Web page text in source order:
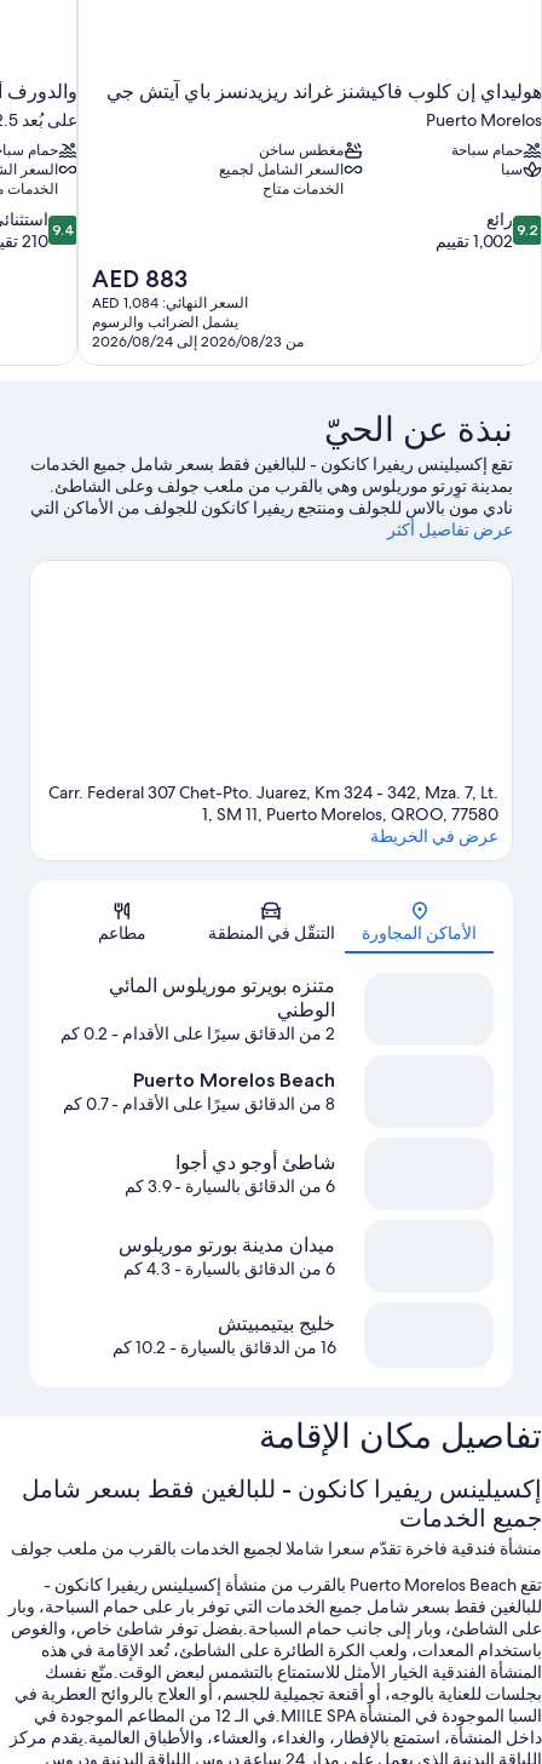
هوليداي إن كلوب فاكيشنز غراند ريزيدنسز باي آيتش جي
Puerto Morelos
حمام سباحة
مغطس ساخن
سبا
السعر الشامل لجميع
الخدمات متاح
9.2
من
9.2 رائع
1,002 تقييم
السعر
الحالي
هو
AED
883
AED 883
السعر النهائي: AED 1,084
يشمل الضرائب والرسوم
من 2026/08/23 إلى 2026/08/24
والدورف
على بُعد 12.5 كم من توِرتو موريلوس
حمام
السعر
الخدمات
9.4
من
9.4
210 تقييمات
نبذة عن الحيّ
تقع إكسيلينس ريفيرا كانكون - للبالغين فقط بسعر شامل جميع الخدمات
بمدينة توِرتو موريلوس وهي بالقرب من ملعب جولف وعلى الشاطئ.
نادي مون بالاس للجولف ومنتجع ريفيرا كانكون للجولف من الأماكن التي
ينبغي زيارتها إذا كنت تنوي الاستمتاع بالأنشطة، بينما يُمكن زيارة كل من
كانكون، ومتنزه بونتا نيزوك الوطني لاستكشاف الأماكن الجميلة في
عرض تفاصيل أكثر
Carr. Federal 307 Chet-Pto. Juarez, Km 324 - 342, Mza. 7, Lt.
1, SM 11, Puerto Morelos, QROO, 77580
عرض في الخريطة
الأماكن المجاورة التنقّل في المنطقة مطاعم
متنزه بويرتو موريلوس المائي
الوطني
2 من الدقائق سيرًا على الأقدام - 0.2 كم
Puerto Morelos Beach
8 من الدقائق سيرًا على الأقدام - 0.7 كم
شاطئ أوجو دي أجوا
6 من الدقائق بالسيارة - 3.9 كم
ميدان مدينة بورتو موريلوس
6 من الدقائق بالسيارة - 4.3 كم
خليج بيتيمبيتش
16 من الدقائق بالسيارة - 10.2 كم
تفاصيل مكان الإقامة
إكسيلينس ريفيرا كانكون - للبالغين فقط بسعر شامل
جميع الخدمات
منشأة فندقية فاخرة تقدّم سعرا شاملا لجميع الخدمات بالقرب من ملعب جولف
تقع Puerto Morelos Beach بالقرب من منشأة إكسيلينس ريفيرا كانكون -
للبالغين فقط بسعر شامل جميع الخدمات التي توفر بار على حمام السباحة، وبار
على الشاطئ، وبار إلى جانب حمام السباحة.بفضل توفر شاطئ خاص، والغوص
باستخدام المعدات، ولعب الكرة الطائرة على الشاطئ، تُعد الإقامة في هذه
المنشأة الفندقية الخيار الأمثل للاستمتاع بالتشمس لبعض الوقت.متّع نفسك
بجلسات للعناية بالوجه، أو أقنعة تجميلية للجسم، أو العلاج بالروائح العطرية في
السبا الموجودة في المنشأة MIILE SPA.في الـ 12 من المطاعم الموجودة في
داخل المنشأة، استمتع بالإفطار، والغداء، والعشاء، والأطباق العالمية.يقدم مركز
اللياقة البدنية الذي يعمل على مدار 24 ساعة دروس اللياقة البدنية ودروس